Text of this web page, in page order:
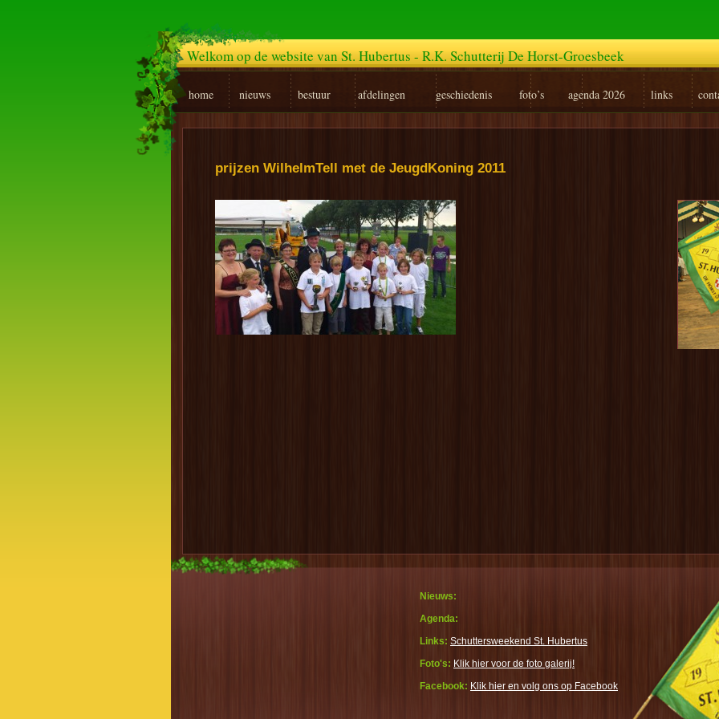
prijzen WilhelmTell met de JeugdKoning 2011
Nieuws:
Agenda:
Links: Schuttersweekend St. Hubertus
Foto's: Klik hier voor de foto galerij!
Facebook: Klik hier en volg ons op Facebook
Welkom op de website van St. Hubertus - R.K. Schutterij De Horst-Groesbeek
home nieuws bestuur afdelingen geschiedenis foto’s agenda 2026 links